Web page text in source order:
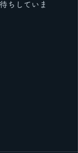
ちしていま